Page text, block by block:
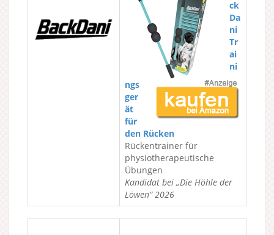
ck
Da
ni
Tr
ai
ni
ngs
ger
ät
für
den Rücken
Rückentrainer für
physiotherapeutische
Übungen
Kandidat bei „Die Höhle der
Löwen“ 2026